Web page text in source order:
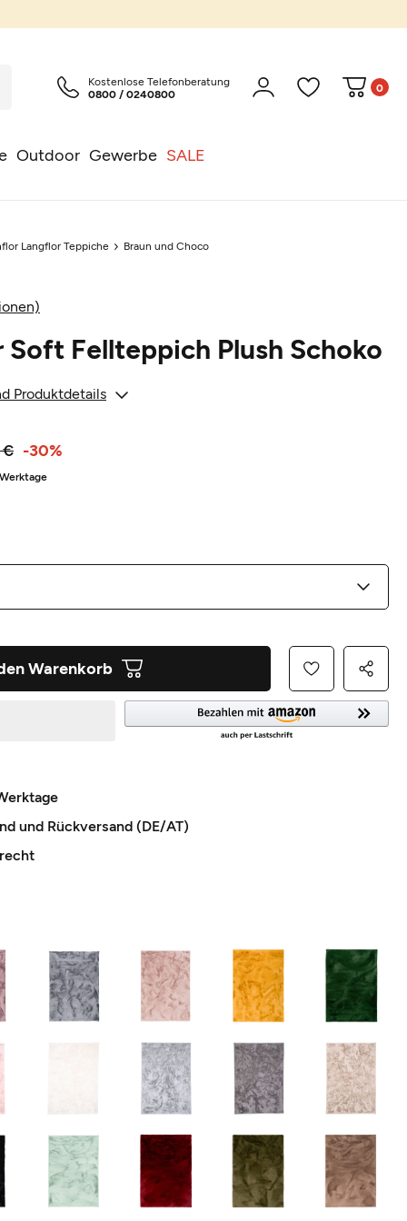
Outdoor Gewerbe SALE
Kostenlose Telefonberatung
0800 / 0240800
0
Langflor Teppiche Braun und Choco
Soft Fellteppich Plush Schoko
Produktdetails
€ -30%
Warenkorb
und Rückversand (DE/AT)